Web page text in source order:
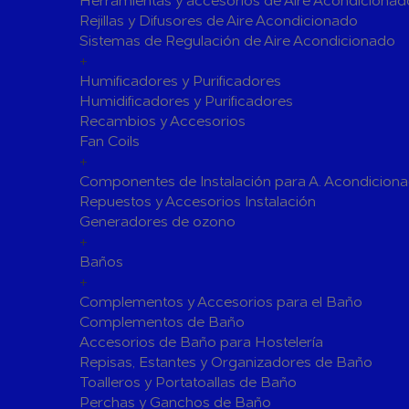
Válvulas para Calefacción
Válvulas Radiador
Válv.
Válvulas de Seguridad
Bombas de calor para ACS
Cocinas
Fregaderos
Grifería de Cocina
Contra Incendios
Accesorios y Grupos Contra Incendios
Energías Renovables
Calderas y estufas de biomasa
Sistemas de Energía Solar Térmica
Estructuras de soporte
Rejillas y Difusores de Aire Acondicionado
Sistemas de Regulación de Aire Acondicionado
+
Humificadores y Purificadores
Humidificadores y Purificadores
Recambios y Accesorios
Fan Coils
+
Componentes de Instalación para A.
Repuestos y Accesorios Instalación
Generadores de ozono
+
Baños
+
Complementos y Accesorios para el Baño
Complementos de Baño
Accesorios de Baño para Hostelería
Repisas, Estantes y Organizadores de Baño
Toalleros y Portatoallas de Baño
Perchas y Ganchos de Baño